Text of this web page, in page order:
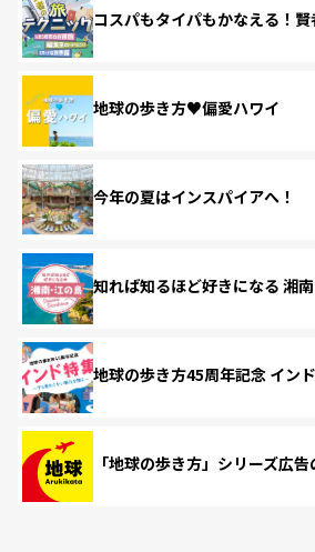
コスパもタイパもかなえる！
地球の歩き方♥偏愛ハワイ
今年の夏はインスパイアへ！
知れば知るほど好きになる 湘
地球の歩き方45周年記念 イン
「地球の歩き方」シリーズ広